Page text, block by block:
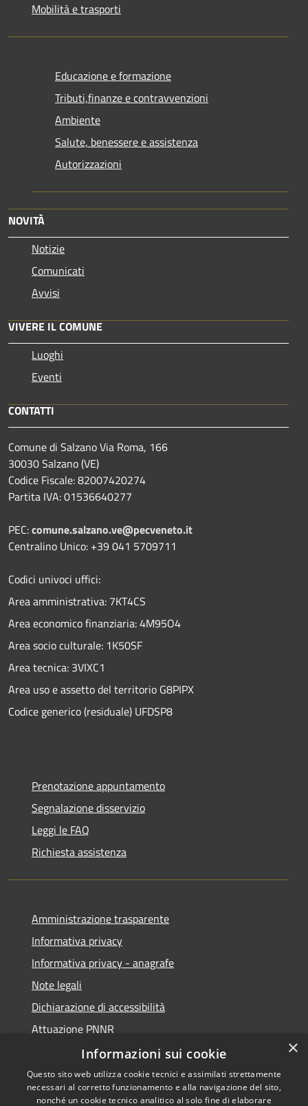
Mobilità e trasporti
Educazione e formazione
Tributi,finanze e contravvenzioni
Ambiente
Salute, benessere e assistenza
Autorizzazioni
NOVITÀ
Notizie
Comunicati
Avvisi
VIVERE IL COMUNE
Luoghi
Eventi
CONTATTI
Comune di Salzano Via Roma, 166
30030 Salzano (VE)
Codice Fiscale: 82007420274
Partita IVA: 01536640277
PEC:comune.salzano.ve@pecveneto.it
Centralino Unico: +39 041 5709711
Codici univoci uffici:
Area amministrativa: 7KT4CS
Area economico finanziaria: 4M95O4
Area socio culturale: 1K50SF
Area tecnica: 3VIXC1
Area uso e assetto del territorio G8PIPX
Codice generico (residuale) UFDSP8
Prenotazione appuntamento
Segnalazione disservizio
Leggi le FAQ
Richiesta assistenza
Amministrazione trasparente
Informativa privacy
Informativa privacy - anagrafe
Note legali
Dichiarazione di accessibilità
Attuazione PNNR
Whistleblowing
×
Informazioni sui cookie
Questo sito web utilizza cookie tecnici e assimilati strettamente
necessari al corretto funzionamento e alla navigazione del sito,
nonché un cookie tecnico analitico al solo fine di elaborare